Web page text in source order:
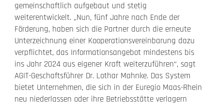
gemeinschaftlich aufgebaut und stetig
weiterentwickelt. „Nun, fünf Jahre nach Ende der
Förderung, haben sich die Partner durch die erneute
Unterzeichnung einer Kooperationsvereinbarung dazu
verpflichtet, das Informationsangebot mindestens bis
ins Jahr 2024 aus eigener Kraft weiterzuführen“, sagt
AGIT-Geschaftsführer Dr. Lothar Mahnke. Das System
bietet Unternehmen, die sich in der Euregio Maas-Rhein
neu niederlassen oder ihre Betriebsstätte verlagern